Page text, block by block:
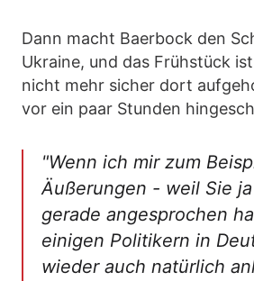
Dann macht Baerbock den
Ukraine, und das Frühstück
nicht mehr sicher dort
vor ein paar Stunden
"Wenn ich mir zum
Äußerungen - weil Sie
gerade angesprochen
einigen Politikern in
wieder auch natürlich